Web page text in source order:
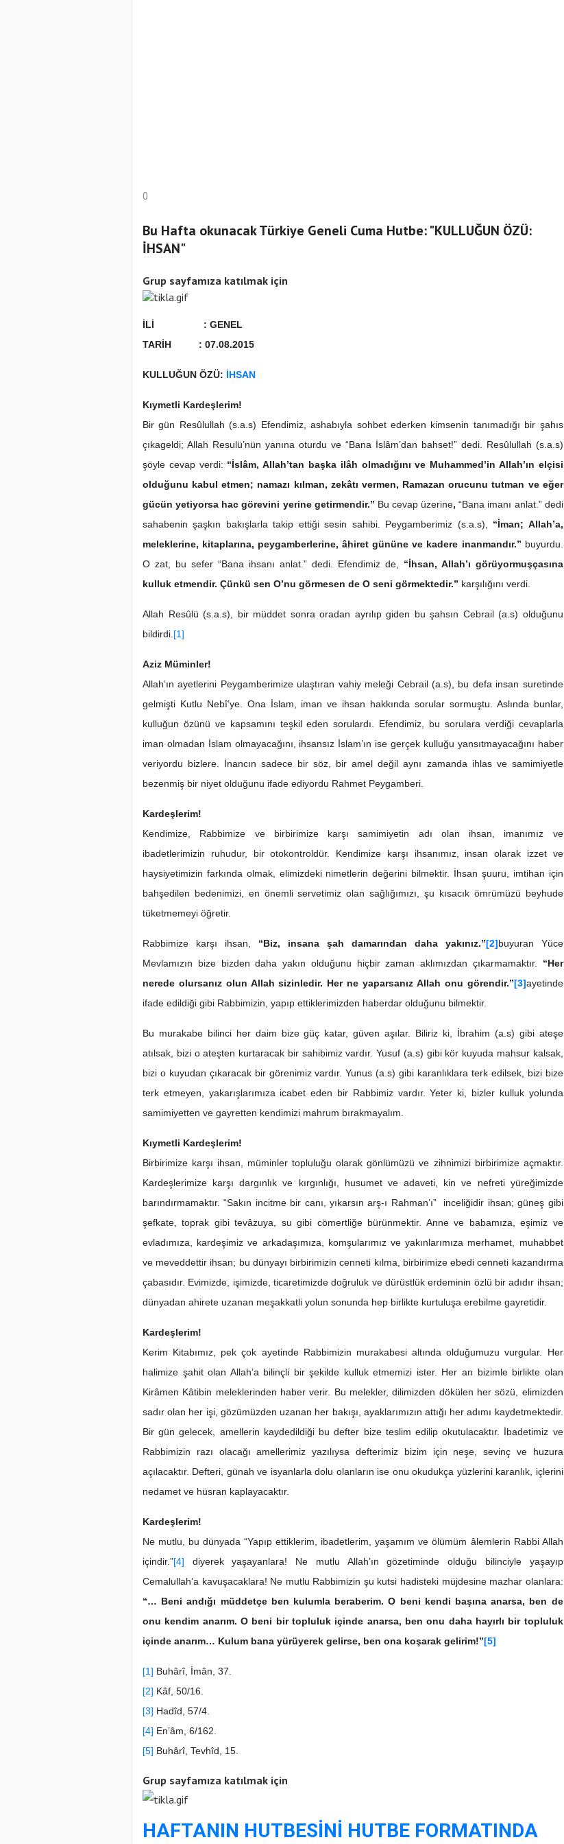
0
Bu Hafta okunacak Türkiye Geneli Cuma Hutbe: "KULLUĞUN ÖZÜ:
İHSAN"
Grup sayfamıza katılmak için
İLİ : GENEL
TARİH : 07.08.2015
KULLUĞUN ÖZÜ: İHSAN
Kıymetli Kardeşlerim!
Bir gün Resûlullah (s.a.s) Efendimiz, ashabıyla sohbet ederken kimsenin tanımadığı bir şahıs
çıkageldi; Allah Resulü’nün yanına oturdu ve “Bana İslâm’dan bahset!” dedi. Resûlullah (s.a.s)
şöyle cevap verdi: “İslâm, Allah’tan başka ilâh olmadığını ve Muhammed’in Allah’ın elçisi
olduğunu kabul etmen; namazı kılman, zekâtı vermen, Ramazan orucunu tutman ve eğer
gücün yetiyorsa hac görevini yerine getirmendir.” Bu cevap üzerine,“Bana imanı anlat.” dedi
sahabenin şaşkın bakışlarla takip ettiği sesin sahibi. Peygamberimiz (s.a.s),
“İman; Allah’a,
meleklerine, kitaplarına, peygamberlerine, âhiret gününe ve kadere inanmandır.” buyurdu.
O zat, bu sefer “Bana ihsanı anlat.” dedi. Efendimiz de,
“İhsan, Allah’ı görüyormuşçasına
kulluk etmendir. Çünkü sen O’nu görmesen de O seni görmektedir.” karşılığını verdi.
Allah Resûlü (s.a.s), bir müddet sonra oradan ayrılıp giden bu şahsın Cebrail (a.s) olduğunu
bildirdi. [1]
Aziz Müminler!
Allah’ın ayetlerini Peygamberimize ulaştıran vahiy meleği Cebrail (a.s), bu defa insan suretinde
gelmişti Kutlu Nebî’ye. Ona İslam, iman ve ihsan hakkında sorular sormuştu. Aslında bunlar,
kulluğun özünü ve kapsamını teşkil eden sorulardı. Efendimiz, bu sorulara verdiği cevaplarla
iman olmadan İslam olmayacağını, ihsansız İslam’ın ise gerçek kulluğu yansıtmayacağını haber
veriyordu bizlere. İnancın sadece bir söz, bir amel değil aynı zamanda ihlas ve samimiyetle
bezenmiş bir niyet olduğunu ifade ediyordu Rahmet Peygamberi.
Kardeşlerim!
Kendimize, Rabbimize ve birbirimize karşı samimiyetin adı olan ihsan, imanımız ve
ibadetlerimizin ruhudur, bir otokontroldür. Kendimize karşı ihsanımız, insan olarak izzet ve
haysiyetimizin farkında olmak, elimizdeki nimetlerin değerini bilmektir. İhsan şuuru, imtihan için
bahşedilen bedenimizi, en önemli servetimiz olan sağlığımızı, şu kısacık ömrümüzü beyhude
tüketmemeyi öğretir.
Rabbimize karşı ihsan, “Biz, insana şah damarından daha yakınız.”[2]buyuran Yüce
Mevlamızın bize bizden daha yakın olduğunu hiçbir zaman aklımızdan çıkarmamaktır. “Her
nerede olursanız olun Allah sizinledir. Her ne yaparsanız Allah onu görendir.”[3]ayetinde
ifade edildiği gibi Rabbimizin, yapıp ettiklerimizden haberdar olduğunu bilmektir.
Bu murakabe bilinci her daim bize güç katar, güven aşılar. Biliriz ki, İbrahim (a.s) gibi ateşe
atılsak, bizi o ateşten kurtaracak bir sahibimiz vardır. Yusuf (a.s) gibi kör kuyuda mahsur kalsak,
bizi o kuyudan çıkaracak bir görenimiz vardır. Yunus (a.s) gibi karanlıklara terk edilsek, bizi bize
terk etmeyen, yakarışlarımıza icabet eden bir Rabbimiz vardır. Yeter ki, bizler kulluk yolunda
samimiyetten ve gayretten kendimizi mahrum bırakmayalım.
Kıymetli Kardeşlerim!
Birbirimize karşı ihsan, müminler topluluğu olarak gönlümüzü ve zihnimizi birbirimize açmaktır.
Kardeşlerimize karşı dargınlık ve kırgınlığı, husumet ve adaveti, kin ve nefreti yüreğimizde
barındırmamaktır. “Sakın incitme bir canı, yıkarsın arş-ı Rahman’ı” inceliğidir ihsan; güneş gibi
şefkate, toprak gibi tevâzuya, su gibi cömertliğe bürünmektir. Anne ve babamıza, eşimiz ve
evladımıza, kardeşimiz ve arkadaşımıza, komşularımız ve yakınlarımıza merhamet, muhabbet
ve meveddettir ihsan; bu dünyayı birbirimizin cenneti kılma, birbirimize ebedi cenneti kazandırma
çabasıdır. Evimizde, işimizde, ticaretimizde doğruluk ve dürüstlük erdeminin özlü bir adıdır ihsan;
dünyadan ahirete uzanan meşakkatli yolun sonunda hep birlikte kurtuluşa erebilme gayretidir.
Kardeşlerim!
Kerim Kitabımız, pek çok ayetinde Rabbimizin murakabesi altında olduğumuzu vurgular. Her
halimize şahit olan Allah’a bilinçli bir şekilde kulluk etmemizi ister. Her an bizimle birlikte olan
Kirâmen Kâtibin meleklerinden haber verir. Bu melekler, dilimizden dökülen her sözü, elimizden
sadır olan her işi, gözümüzden uzanan her bakışı, ayaklarımızın attığı her adımı kaydetmektedir.
Bir gün gelecek, amellerin kaydedildiği bu defter bize teslim edilip okutulacaktır. İbadetimiz ve
Rabbimizin razı olacağı amellerimiz yazılıysa defterimiz bizim için neşe, sevinç ve huzura
açılacaktır. Defteri, günah ve isyanlarla dolu olanların ise onu okudukça yüzlerini karanlık, içlerini
nedamet ve hüsran kaplayacaktır.
Kardeşlerim!
Ne mutlu, bu dünyada “Yapıp ettiklerim, ibadetlerim, yaşamım ve ölümüm âlemlerin Rabbi Allah
içindir.”[4] diyerek yaşayanlara! Ne mutlu Allah’ın gözetiminde olduğu bilinciyle yaşayıp
Cemalullah’a kavuşacaklara! Ne mutlu Rabbimizin şu kutsi hadisteki müjdesine mazhar olanlara:
“… Beni andığı müddetçe ben kulumla beraberim. O beni kendi başına anarsa, ben de
onu kendim anarım. O beni bir topluluk içinde anarsa, ben onu daha hayırlı bir topluluk
içinde anarım… Kulum bana yü­rüyerek gelirse, ben ona koşarak gelirim!”[5]
[1] Buhârî, İmân, 37.
[2] Kâf, 50/16.
[3] Hadîd, 57/4.
[4] En’âm, 6/162.
[5] Buhârî, Tevhîd, 15.
Grup sayfamıza katılmak için
HAFTANIN HUTBESİNİ HUTBE FORMATINDA